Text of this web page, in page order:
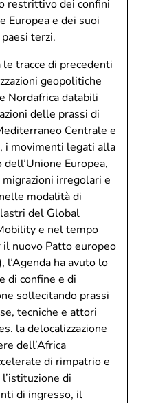
restrittivo dei confini
Europea e dei suoi
terzi.
tracce di precedenti
geopolitiche
Nordafrica databili
delle prassi di
Centrale e
i movimenti legati alla
Europea,
irregolari e
modalità di
del Global
e nel tempo
nuovo Patto europeo
l’Agenda ha avuto lo
di confine e di
sollecitando prassi
tecniche e attori
la delocalizzazione
dell’Africa
di rimpatrio e
di
di ingresso, il